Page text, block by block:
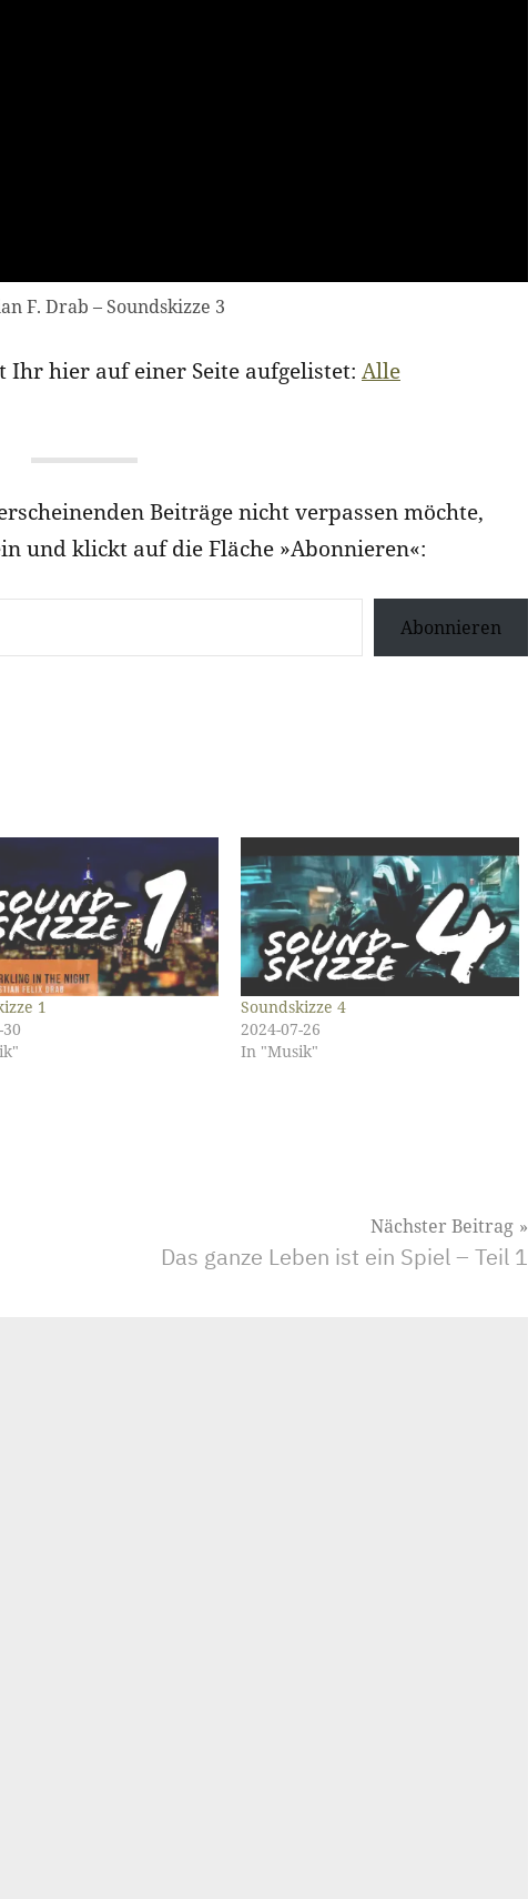
F. Drab – Soundskizze 3
Ihr hier auf einer Seite aufgelistet: Alle
Beiträge nicht verpassen möchte,
und klickt auf die Fläche »Abonnieren«:
Abonnieren
1
Soundskizze 4
2024-07-26
In "Musik"
Nächster Beitrag
Das ganze Leben ist ein Spiel – Teil 1